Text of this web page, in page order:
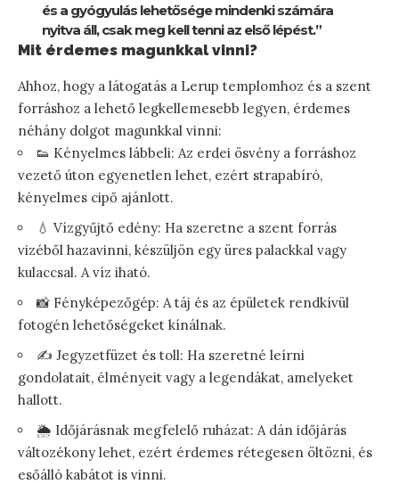
és a gyógyulás lehetősége mindenki számára
nyitva áll, csak meg kell tenni az első lépést.”
Mit érdemes magunkkal vinni?
Ahhoz, hogy a látogatás a Lerup templomhoz és a szent
forráshoz a lehető legkellemesebb legyen, érdemes
néhány dolgot magunkkal vinni:
👟 Kényelmes lábbeli: Az erdei ösvény a forráshoz
vezető úton egyenetlen lehet, ezért strapabíró,
kényelmes cipő ajánlott.
💧 Vízgyűjtő edény: Ha szeretne a szent forrás
vizéből hazavinni, készüljön egy üres palackkal vagy
kulaccsal. A víz iható.
📸 Fényképezőgép: A táj és az épületek rendkívül
fotogén lehetőségeket kínálnak.
✍️ Jegyzetfüzet és toll: Ha szeretné leírni
gondolatait, élményeit vagy a legendákat, amelyeket
hallott.
🌦️ Időjárásnak megfelelő ruházat: A dán időjárás
változékony lehet, ezért érdemes rétegesen öltözni, és
esőálló kabátot is vinni.